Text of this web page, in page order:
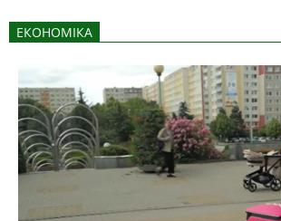
ЕКОНОМІКА